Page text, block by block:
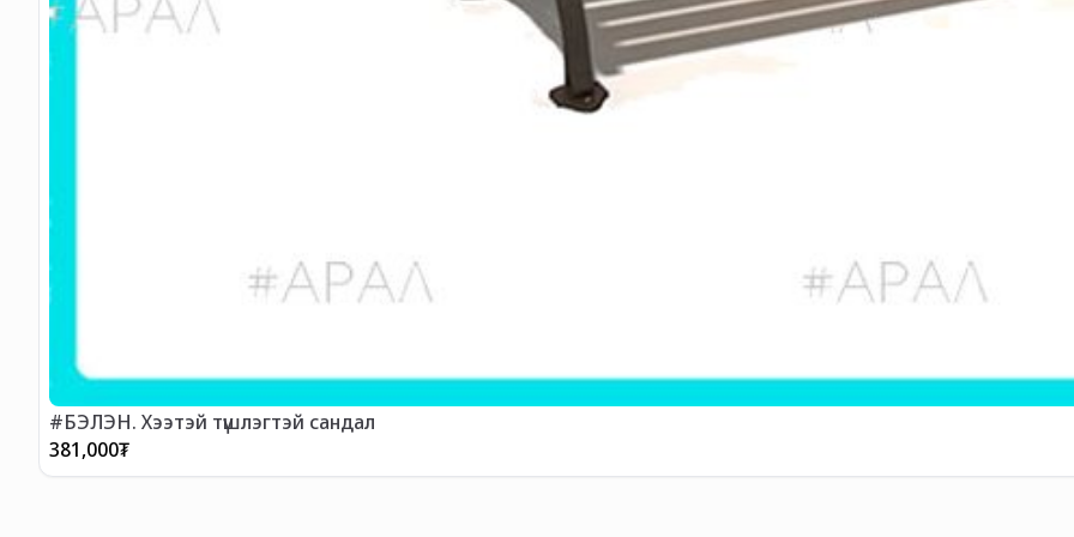
#БЭЛЭН. Хээтэй түшлэгтэй сандал
381,000₮